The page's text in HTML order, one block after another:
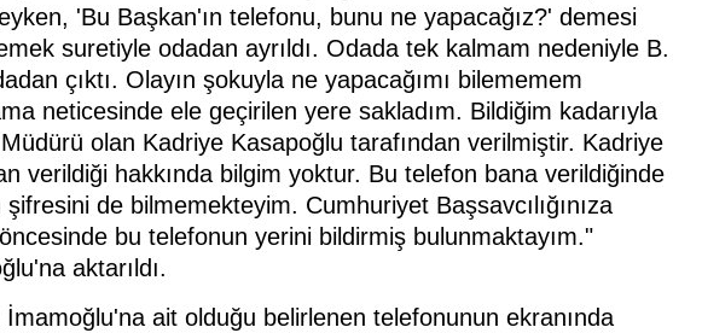
'Bu Başkan'ın telefonu, bunu ne yapacağız?' demesi
suretiyle odadan ayrıldı. Odada tek kalmam nedeniyle B.
çıktı. Olayın şokuyla ne yapacağımı bilememem
neticesinde ele geçirilen yere sakladım. Bildiğim kadarıyla
olan Kadriye Kasapoğlu tarafından verilmiştir. Kadriye
verildiği hakkında bilgim yoktur. Bu telefon bana verildiğinde
de bilmemekteyim. Cumhuriyet Başsavcılığınıza
bu telefonun yerini bildirmiş bulunmaktayım."
aktarıldı.
ait olduğu belirlenen telefonunun ekranında